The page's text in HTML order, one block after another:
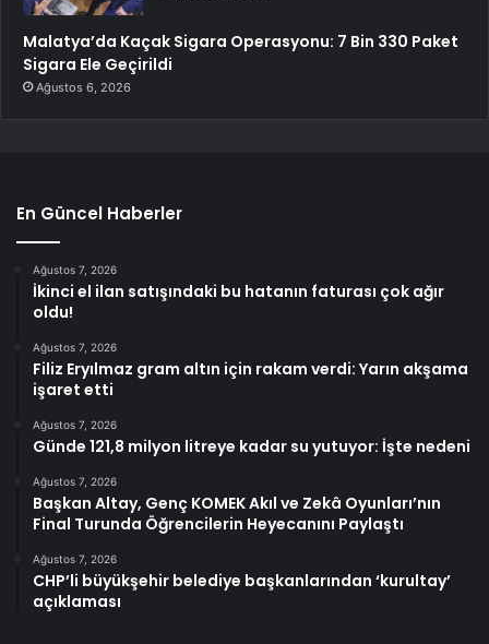
Malatya’da Kaçak Sigara Operasyonu: 7 Bin 330 Paket
Sigara Ele Geçirildi
Ağustos 6, 2026
En Güncel Haberler
Ağustos 7, 2026
İkinci el ilan satışındaki bu hatanın faturası çok ağır
oldu!
Ağustos 7, 2026
Filiz Eryılmaz gram altın için rakam verdi: Yarın akşama
işaret etti
Ağustos 7, 2026
Günde 121,8 milyon litreye kadar su yutuyor: İşte nedeni
Ağustos 7, 2026
Başkan Altay, Genç KOMEK Akıl ve Zekâ Oyunları’nın
Final Turunda Öğrencilerin Heyecanını Paylaştı
Ağustos 7, 2026
CHP’li büyükşehir belediye başkanlarından ‘kurultay’
açıklaması